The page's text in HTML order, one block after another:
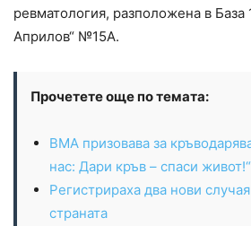
ревматология, разположена в База
Априлов“ №15А.
Прочетете още по темата:
ВМА призовава за
нас: Дари кръв – спаси живот!“
Регистрираха два нови
страната